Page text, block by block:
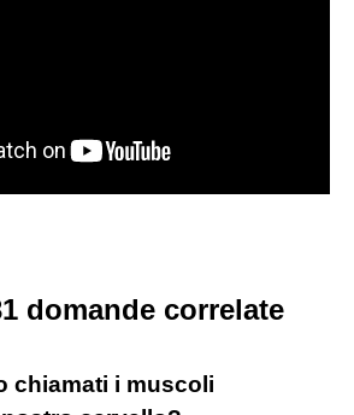
domande correlate
chiamati i muscoli